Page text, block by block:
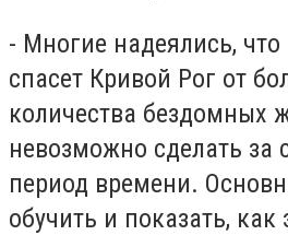
- Многие надеялись,
спасет Кривой Рог от
количества бездомных
невозможно сделать за
период времени.
обучить и показать,